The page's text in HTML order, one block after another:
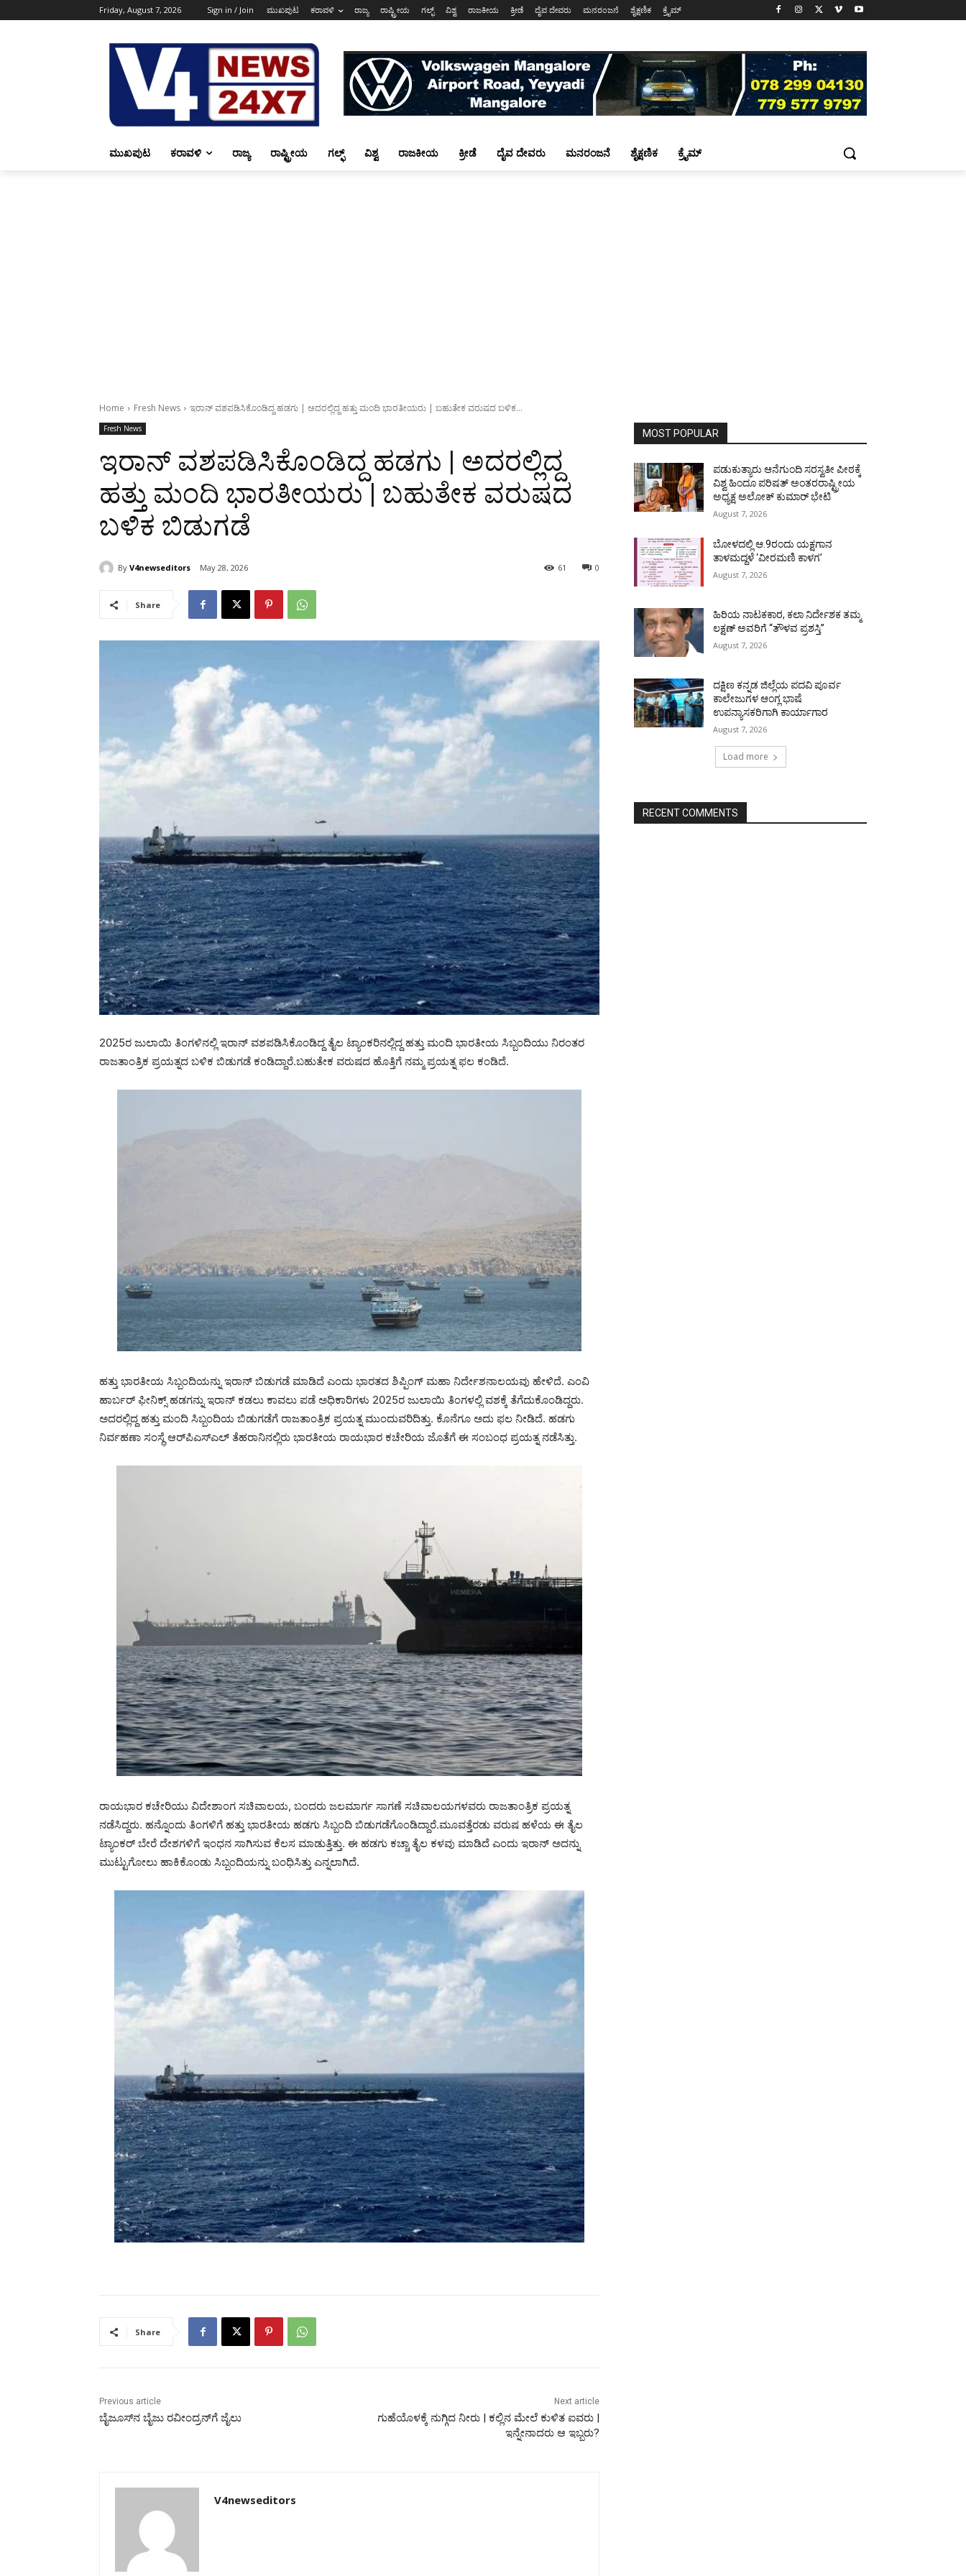
Friday, August 7, 2026 Sign in / Join ಮುಖಪುಟ ಕರಾವಳಿ ರಾಜ್ಯ ರಾಷ್ಟ್ರೀಯ ಗಲ್ಫ್ ವಿಶ್ವ ರಾಜಕೀಯ ಕ್ರೀಡೆ ದೈವ ದೇವರು ಮನರಂಜನೆ ಶೈಕ್ಷಣಿಕ ಕ್ರೈಮ್
ಮುಖಪುಟ ಕರಾವಳಿ ರಾಜ್ಯ ರಾಷ್ಟ್ರೀಯ ಗಲ್ಫ್ ವಿಶ್ವ ರಾಜಕೀಯ ಕ್ರೀಡೆ ದೈವ ದೇವರು ಮನರಂಜನೆ ಶೈಕ್ಷಣಿಕ ಕ್ರೈಮ್
Home Fresh News ಇರಾನ್ ವಶಪಡಿಸಿಕೊಂಡಿದ್ದ ಹಡಗು | ಅದರಲ್ಲಿದ್ದ ಹತ್ತು ಮಂದಿ ಭಾರತೀಯರು | ಬಹುತೇಕ ವರುಷದ ಬಳಿಕ...
Fresh News
ಇರಾನ್ ವಶಪಡಿಸಿಕೊಂಡಿದ್ದ ಹಡಗು | ಅದರಲ್ಲಿದ್ದ
ಹತ್ತು ಮಂದಿ ಭಾರತೀಯರು | ಬಹುತೇಕ ವರುಷದ
ಬಳಿಕ ಬಿಡುಗಡೆ
By V4newseditors May 28, 2026 0
61
Share
2025ರ ಜುಲಾಯಿ ತಿಂಗಳಿನಲ್ಲಿ ಇರಾನ್ ವಶಪಡಿಸಿಕೊಂಡಿದ್ದ ತೈಲ ಟ್ಯಾಂಕರಿನಲ್ಲಿದ್ದ ಹತ್ತು ಮಂದಿ ಭಾರತೀಯ ಸಿಬ್ಬಂದಿಯು ನಿರಂತರ
ರಾಜತಾಂತ್ರಿಕ ಪ್ರಯತ್ನದ ಬಳಿಕ ಬಿಡುಗಡೆ ಕಂಡಿದ್ದಾರೆ.ಬಹುತೇಕ ವರುಷದ ಹೊತ್ತಿಗೆ ನಮ್ಮ ಪ್ರಯತ್ನ ಫಲ ಕಂಡಿದೆ.
ಹತ್ತು ಭಾರತೀಯ ಸಿಬ್ಬಂದಿಯನ್ನು ಇರಾನ್ ಬಿಡುಗಡೆ ಮಾಡಿದೆ ಎಂದು ಭಾರತದ ಶಿಪ್ಪಿಂಗ್ ಮಹಾ ನಿರ್ದೇಶನಾಲಯವು ಹೇಳಿದೆ. ಎಂವಿ
ಹಾರ್ಬರ್ ಫೀನಿಕ್ಸ್ ಹಡಗನ್ನು ಇರಾನ್ ಕಡಲು ಕಾವಲು ಪಡೆ ಅಧಿಕಾರಿಗಳು 2025ರ ಜುಲಾಯಿ ತಿಂಗಳಲ್ಲಿ ವಶಕ್ಕೆ ತೆಗೆದುಕೊಂಡಿದ್ದರು.
ಅದರಲ್ಲಿದ್ದ ಹತ್ತು ಮಂದಿ ಸಿಬ್ಬಂದಿಯ ಬಿಡುಗಡೆಗೆ ರಾಜತಾಂತ್ರಿಕ ಪ್ರಯತ್ನ ಮುಂದುವರಿದಿತ್ತು. ಕೊನೆಗೂ ಅದು ಫಲ ನೀಡಿದೆ. ಹಡಗು
ನಿರ್ವಹಣಾ ಸಂಸ್ಥೆ ಆರ್‌ಪಿಎಸ್‌ಎಲ್ ತೆಹರಾನಿನಲ್ಲಿರು ಭಾರತೀಯ ರಾಯಭಾರ ಕಚೇರಿಯ ಜೊತೆಗೆ ಈ ಸಂಬಂಧ ಪ್ರಯತ್ನ ನಡೆಸಿತ್ತು.
ರಾಯಭಾರ ಕಚೇರಿಯು ವಿದೇಶಾಂಗ ಸಚಿವಾಲಯ, ಬಂದರು ಜಲಮಾರ್ಗ ಸಾಗಣೆ ಸಚಿವಾಲಯಗಳವರು ರಾಜತಾಂತ್ರಿಕ ಪ್ರಯತ್ನ
ನಡೆಸಿದ್ದರು. ಹನ್ನೊಂದು ತಿಂಗಳಿಗೆ ಹತ್ತು ಭಾರತೀಯ ಹಡಗು ಸಿಬ್ಬಂದಿ ಬಿಡುಗಡೆಗೊಂಡಿದ್ದಾರೆ.ಮೂವತ್ತೆರಡು ವರುಷ ಹಳೆಯ ಈ ತೈಲ
ಟ್ಯಾಂಕರ್ ಬೇರೆ ದೇಶಗಳಿಗೆ ಇಂಧನ ಸಾಗಿಸುವ ಕೆಲಸ ಮಾಡುತ್ತಿತ್ತು. ಈ ಹಡಗು ಕಚ್ಚಾ ತೈಲ ಕಳವು ಮಾಡಿದೆ ಎಂದು ಇರಾನ್ ಅದನ್ನು
ಮುಟ್ಟುಗೋಲು ಹಾಕಿಕೊಂಡು ಸಿಬ್ಬಂದಿಯನ್ನು ಬಂಧಿಸಿತ್ತು ಎನ್ನಲಾಗಿದೆ.
Share
Previous article
ಬೈಜೂಸ್‌ನ ಬೈಜು ರವೀಂದ್ರನ್‌ಗೆ ಜೈಲು
Next article
ಗುಹೆಯೊಳಕ್ಕೆ ನುಗ್ಗಿದ ನೀರು | ಕಲ್ಲಿನ ಮೇಲೆ ಕುಳಿತ ಐವರು |
ಇನ್ನೇನಾದರು ಆ ಇಬ್ಬರು?
V4newseditors
MOST POPULAR
ಪಡುಕುತ್ಯಾರು ಆನೆಗುಂದಿ ಸರಸ್ವತೀ ಪೀಠಕ್ಕೆ
ವಿಶ್ವ ಹಿಂದೂ ಪರಿಷತ್ ಅಂತರರಾಷ್ಟ್ರೀಯ
ಅಧ್ಯಕ್ಷ ಅಲೋಕ್ ಕುಮಾರ್ ಭೇಟಿ
August 7, 2026
ಬೋಳದಲ್ಲಿ ಆ.9ರಂದು ಯಕ್ಷಗಾನ
ತಾಳಮದ್ದಳೆ ‘ವೀರಮಣಿ ಕಾಳಗ’
August 7, 2026
ಹಿರಿಯ ನಾಟಕಕಾರ, ಕಲಾ ನಿರ್ದೇಶಕ ತಮ್ಮ
ಲಕ್ಷಣ್ ಅವರಿಗೆ “ತೌಳವ ಪ್ರಶಸ್ತಿ”
August 7, 2026
ದಕ್ಷಿಣ ಕನ್ನಡ ಜಿಲ್ಲೆಯ ಪದವಿ ಪೂರ್ವ
ಕಾಲೇಜುಗಳ ಆಂಗ್ಲ ಭಾಷೆ
ಉಪನ್ಯಾಸಕರಿಗಾಗಿ ಕಾರ್ಯಾಗಾರ
August 7, 2026
Load more
RECENT COMMENTS